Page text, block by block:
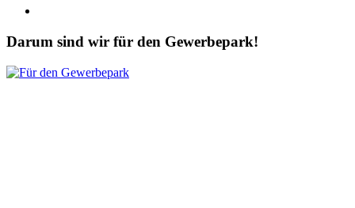
Darum sind wir für den Gewerbepark!